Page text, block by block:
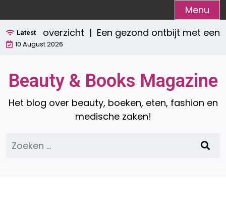
naar
de
inhoud
Menu
Latestoverzicht |Een gezond ontbijt met een
10 August 2026
Beauty & Books Magazine
Het blog over beauty, boeken, eten, fashion en
medische zaken!
Zoeken
naar: